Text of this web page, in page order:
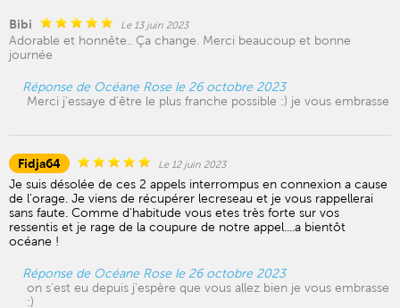
Bibi Le 13 juin 2023
Adorable et honnête.. Ça change. Merci beaucoup et bonne
journée
Réponse de Océane Rose le 26 octobre 2023
Merci j'essaye d'être le plus franche possible :) je vous embrasse
Fidja64 Le 12 juin 2023
Je suis désolée de ces 2 appels interrompus en connexion a cause
de l'orage. Je viens de récupérer lecreseau et je vous rappellerai
sans faute. Comme d'habitude vous etes très forte sur vos
ressentis et je rage de la coupure de notre appel....a bientôt
océane !
Réponse de Océane Rose le 26 octobre 2023
on s'est eu depuis j'espère que vous allez bien je vous embrasse
:)